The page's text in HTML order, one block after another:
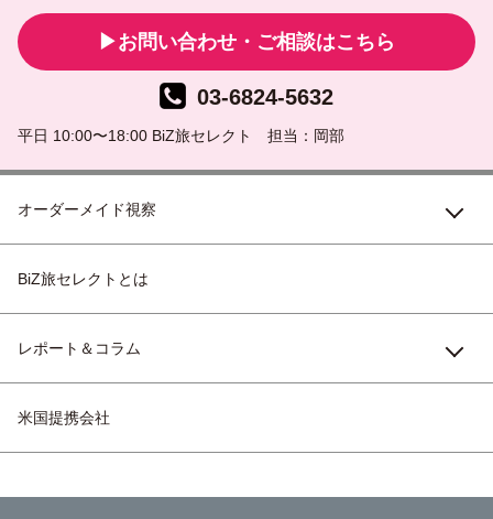
お問い合わせ・ご相談はこちら
03-6824-5632
平日 10:00〜18:00 BiZ旅セレクト 担当：岡部
オーダーメイド視察
BiZ旅セレクトとは
レポート＆コラム
米国提携会社